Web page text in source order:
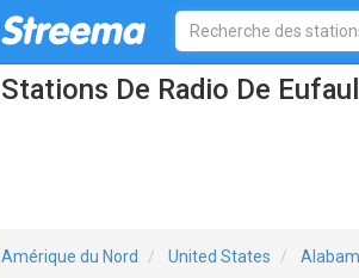
Stations De Radio De
Amérique du Nord United States